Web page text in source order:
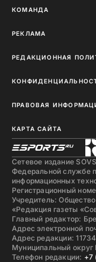
КОМАНДА
РЕКЛАМА
РЕДАКЦИОННАЯ
ПРАВОВАЯ
КАРТА САЙТА
Сетевое издание
Федеральной службе
информационных
Регистрационный
Учредитель:
«Редакция газеты
Главный редактор:
Адрес электронной
Адрес редакции:
Муниципальный округ
Телефон редакции: +7